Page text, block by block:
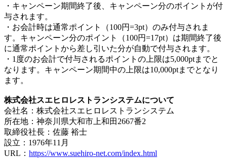
・キャンペーン期間終了後、キャンペーン分のポイントが付
与されます。
・お会計時は通常ポイント（100円=3pt）のみ付与されま
す。キャンペーン分のポイント（100円=17pt）は期間終了後
に通常ポイントから差し引いた分が自動で付与されます。
・1度のお会計で付与されるポイントの上限は5,000ptまでと
なります。キャンペーン期間中の上限は10,000ptまでとなり
ます。
株式会社スエヒロレストランシステムについて
会社名：株式会社スエヒロレストランシステム
所在地：神奈川県大和市上和田2667番2
取締役社長：佐藤 裕士
設立：1976年11月
URL： https://www.suehiro-net.com/index.html